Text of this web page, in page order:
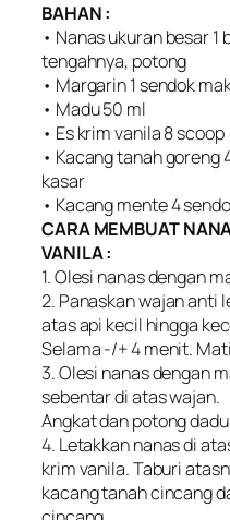
BAHAN :
• Nanas ukuran besar 1
tengahnya, potong
• Margarin 1 sendok
• Madu 50 ml
• Es krim vanila 8 scoop
• Kacang tanah goreng
kasar
• Kacang mente 4
CARA MEMBUAT
VANILA :
1. Olesi nanas dengan
2. Panaskan wajan anti
atas api kecil hingga
Selama -/+ 4 menit.
3. Olesi nanas dengan
sebentar di atas wajan.
Angkat dan potong
4. Letakkan nanas di
krim vanila. Taburi
kacang tanah cincang